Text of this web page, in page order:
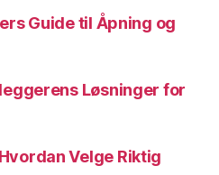
Guide til Åpning og
Løsninger for
Velge Riktig